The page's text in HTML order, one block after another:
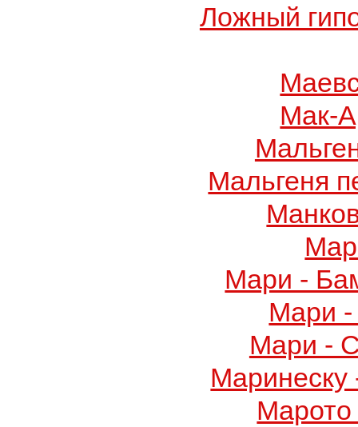
Ложный
Мак-
Мальгеня
Мари -
Мари -
Мари -
Марото